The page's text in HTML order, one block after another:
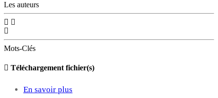
Health
pour
alimentaire
Les auteurs
Mots-Clés
Téléchargement fichier(s)
En savoir plus